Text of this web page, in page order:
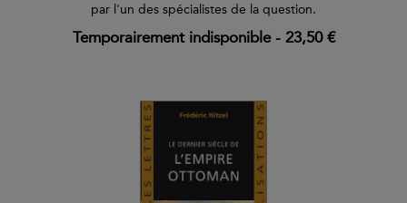
par l'un des spécialistes de la question.
Temporairement indisponible- 23,50 €